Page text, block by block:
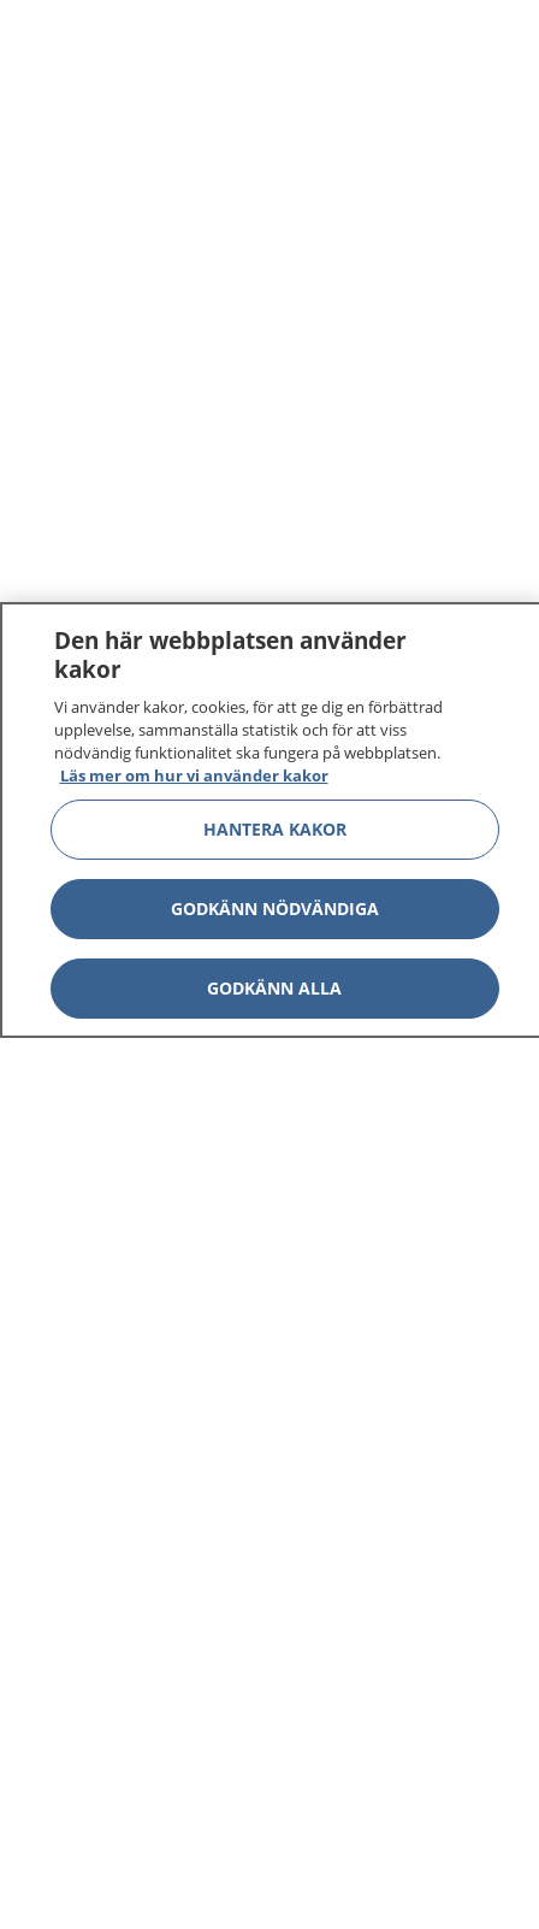
Den här webbplatsen använder
kakor
Vi använder kakor, cookies, för att ge dig en förbättrad
upplevelse, sammanställa statistik och för att viss
nödvändig funktionalitet ska fungera på webbplatsen.
Läs mer om hur vi använder kakor
HANTERA KAKOR
GODKÄNN NÖDVÄNDIGA
GODKÄNN ALLA